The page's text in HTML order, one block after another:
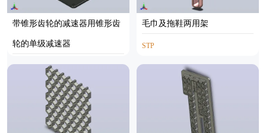
带锥形齿轮的减速器用锥形齿
轮的单级减速器
IGS,PARASOLID
毛巾及拖鞋两用架
STP